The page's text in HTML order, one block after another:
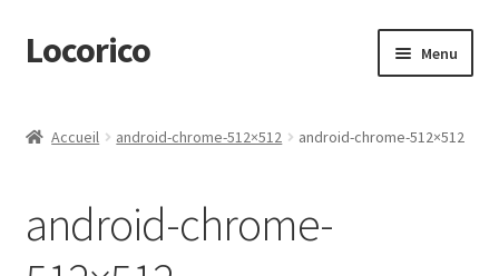
Aller
à
navigation
Aller
au
Locorico Menu
le
Mon Compte
Accueil android-chrome-512×512 android-chrome-512×512
android-chrome-